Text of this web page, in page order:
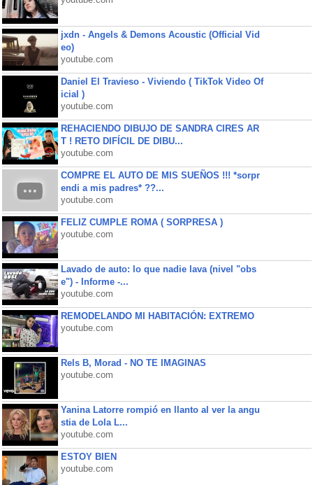
jxdn - Angels & Demons Acoustic (Official Vid
eo)
youtube.com
Daniel El Travieso - Viviendo ( TikTok Video Of
icial )
youtube.com
REHACIENDO DIBUJO DE SANDRA CIRES AR
T ! RETO DIFÍCIL DE DIBU...
youtube.com
COMPRE EL AUTO DE MIS SUEÑOS !!! *sorpr
endi a mis padres* ??...
youtube.com
FELIZ CUMPLE ROMA ( SORPRESA )
youtube.com
Lavado de auto: lo que nadie lava (nivel "obs
e") - Informe -...
youtube.com
REMODELANDO MI HABITACIÓN: EXTREMO
youtube.com
Rels B, Morad - NO TE IMAGINAS
youtube.com
Yanina Latorre rompió en llanto al ver la angu
stia de Lola L...
youtube.com
ESTOY BIEN
youtube.com